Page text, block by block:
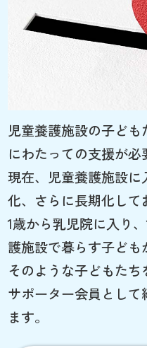
児童養護施設の子ど
にわたっての支援が必
現在、児童養護施設
化、さらに長期化して
1歳から乳児院に入り
護施設で暮らす子ども
そのような子どもたち
サポーター会員とし
ます。